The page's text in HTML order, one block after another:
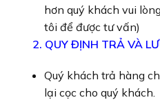
hơn quý khách vui
tôi để được tư vấn)
2. QUY ĐỊNH TRẢ VÀ
Quý khách trả hàng
lại cọc cho quý khách.